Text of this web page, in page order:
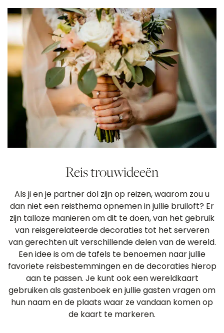
Reis trouwideeën
Als ji en je partner dol zijn op reizen, waarom zou u
dan niet een reisthema opnemen in jullie bruiloft? Er
zijn talloze manieren om dit te doen, van het gebruik
van reisgerelateerde decoraties tot het serveren
van gerechten uit verschillende delen van de wereld.
Een idee is om de tafels te benoemen naar jullie
favoriete reisbestemmingen en de decoraties hierop
aan te passen. Je kunt ook een wereldkaart
gebruiken als gastenboek en jullie gasten vragen om
hun naam en de plaats waar ze vandaan komen op
de kaart te markeren.